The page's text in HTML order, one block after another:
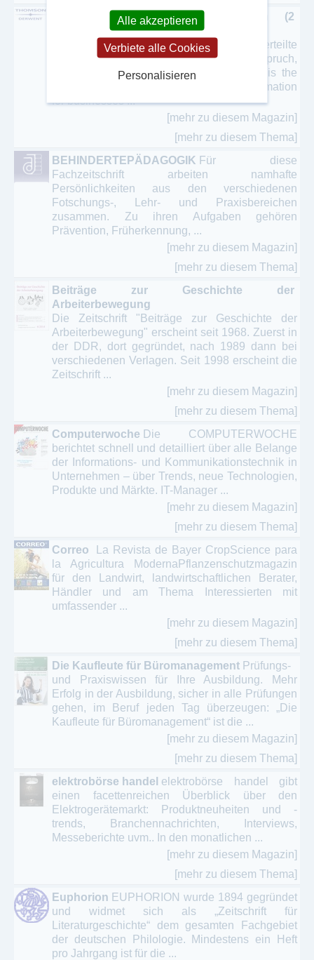
Auszüge aus den Patentschriften (2
Ausgaben)
Vom Deutschen Patent- und Markenamt erteilte
Patente. Bibliographie, Patentanspruch,
wichtigste Zeichnung. Thomson Reuters is the
world’s leading source of intelligent information
for businesses ...
[mehr zu diesem Magazin]
[mehr zu diesem Thema]
BEHINDERTEPÄDAGOGIK Für diese
Fachzeitschrift arbeiten namhafte
Persönlichkeiten aus den verschiedenen
Fotschungs-, Lehr- und Praxisbereichen
zusammen. Zu ihren Aufgaben gehören
Prävention, Früherkennung, ...
[mehr zu diesem Magazin]
[mehr zu diesem Thema]
Beiträge zur Geschichte der
Arbeiterbewegung
Die Zeitschrift "Beiträge zur Geschichte der
Arbeiterbewegung" erscheint seit 1968. Zuerst in
der DDR, dort gegründet, nach 1989 dann bei
verschiedenen Verlagen. Seit 1998 erscheint die
Zeitschrift ...
[mehr zu diesem Magazin]
[mehr zu diesem Thema]
Computerwoche Die COMPUTERWOCHE
berichtet schnell und detailliert über alle Belange
der Informations- und Kommunikationstechnik in
Unternehmen – über Trends, neue Technologien,
Produkte und Märkte. IT-Manager ...
[mehr zu diesem Magazin]
[mehr zu diesem Thema]
Correo
La Revista de Bayer CropScience para
la Agricultura ModernaPflanzenschutzmagazin
für den Landwirt, landwirtschaftlichen Berater,
Händler und am Thema Interessierten mit
umfassender ...
[mehr zu diesem Magazin]
[mehr zu diesem Thema]
Die Kaufleute für Büromanagement Prüfungs-
und Praxiswissen für Ihre Ausbildung. Mehr
Erfolg in der Ausbildung, sicher in alle Prüfungen
gehen, im Beruf jeden Tag überzeugen: „Die
Kaufleute für Büromanagement“ ist die ...
[mehr zu diesem Magazin]
[mehr zu diesem Thema]
elektrobörse handel elektrobörse handel gibt
einen facettenreichen Überblick über den
Elektrogerätemarkt: Produktneuheiten und -
trends, Branchennachrichten, Interviews,
Messeberichte uvm.. In den monatlichen ...
[mehr zu diesem Magazin]
[mehr zu diesem Thema]
Euphorion EUPHORION wurde 1894 gegründet
und widmet sich als „Zeitschrift für
Literaturgeschichte“ dem gesamten Fachgebiet
der deutschen Philologie. Mindestens ein Heft
pro Jahrgang ist für die ...
Alle akzeptieren
Verbiete alle Cookies
Personalisieren